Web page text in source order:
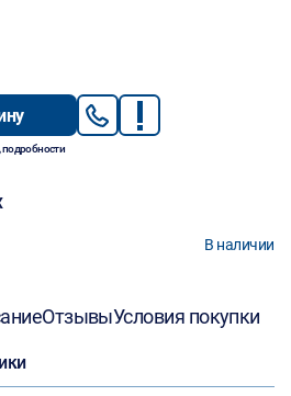
подробности
В наличии
ОтзывыУсловия покупки